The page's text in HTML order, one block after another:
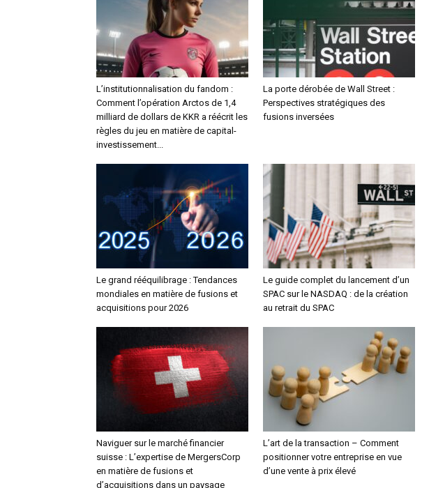
L’institutionnalisation du fandom :
Comment l’opération Arctos de 1,4
milliard de dollars de KKR a réécrit les
règles du jeu en matière de capital-
investissement...
La porte dérobée de Wall Street :
Perspectives stratégiques des
fusions inversées
Le grand rééquilibrage : Tendances
mondiales en matière de fusions et
acquisitions pour 2026
Le guide complet du lancement d’un
SPAC sur le NASDAQ : de la création
au retrait du SPAC
Naviguer sur le marché financier
suisse : L’expertise de MergersCorp
en matière de fusions et
d’acquisitions dans un paysage
L’art de la transaction – Comment
positionner votre entreprise en vue
d’une vente à prix élevé